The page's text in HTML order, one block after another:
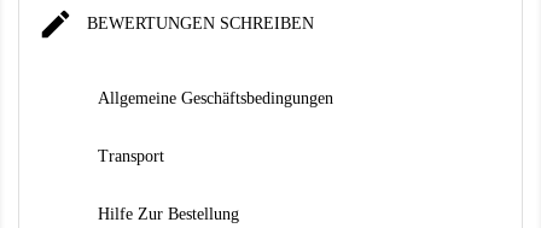
 BEWERTUNGEN SCHREIBEN
Allgemeine Geschäftsbedingungen
Transport
Hilfe Zur Bestellung